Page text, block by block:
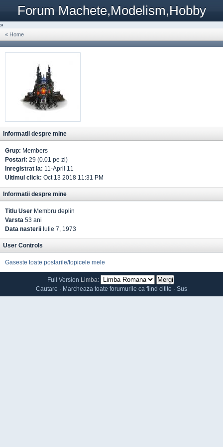
Forum Machete,Modelism,Hobby
»
« Home
Informatii despre mine
Grup: Members
Postari: 29 (0.01 pe zi)
Inregistrat la: 11-April 11
Ultimul click: Oct 13 2018 11:31 PM
Informatii despre mine
Titlu User Membru deplin
Varsta 53 ani
Data nasterii Iulie 7, 1973
User Controls
Gaseste toate postarile/topicele mele
Full Version Limba:
Cautare · Marcheaza toate forumurile ca fiind citite · Sus